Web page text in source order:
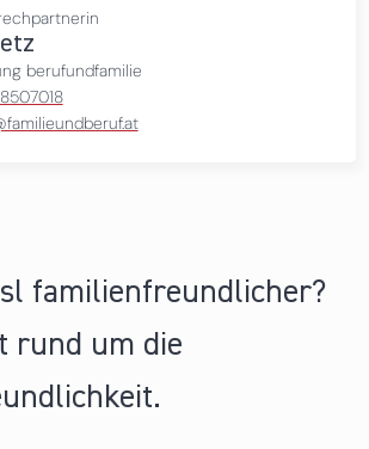
berufundfamilie
familienfreundlicher?
rund um die